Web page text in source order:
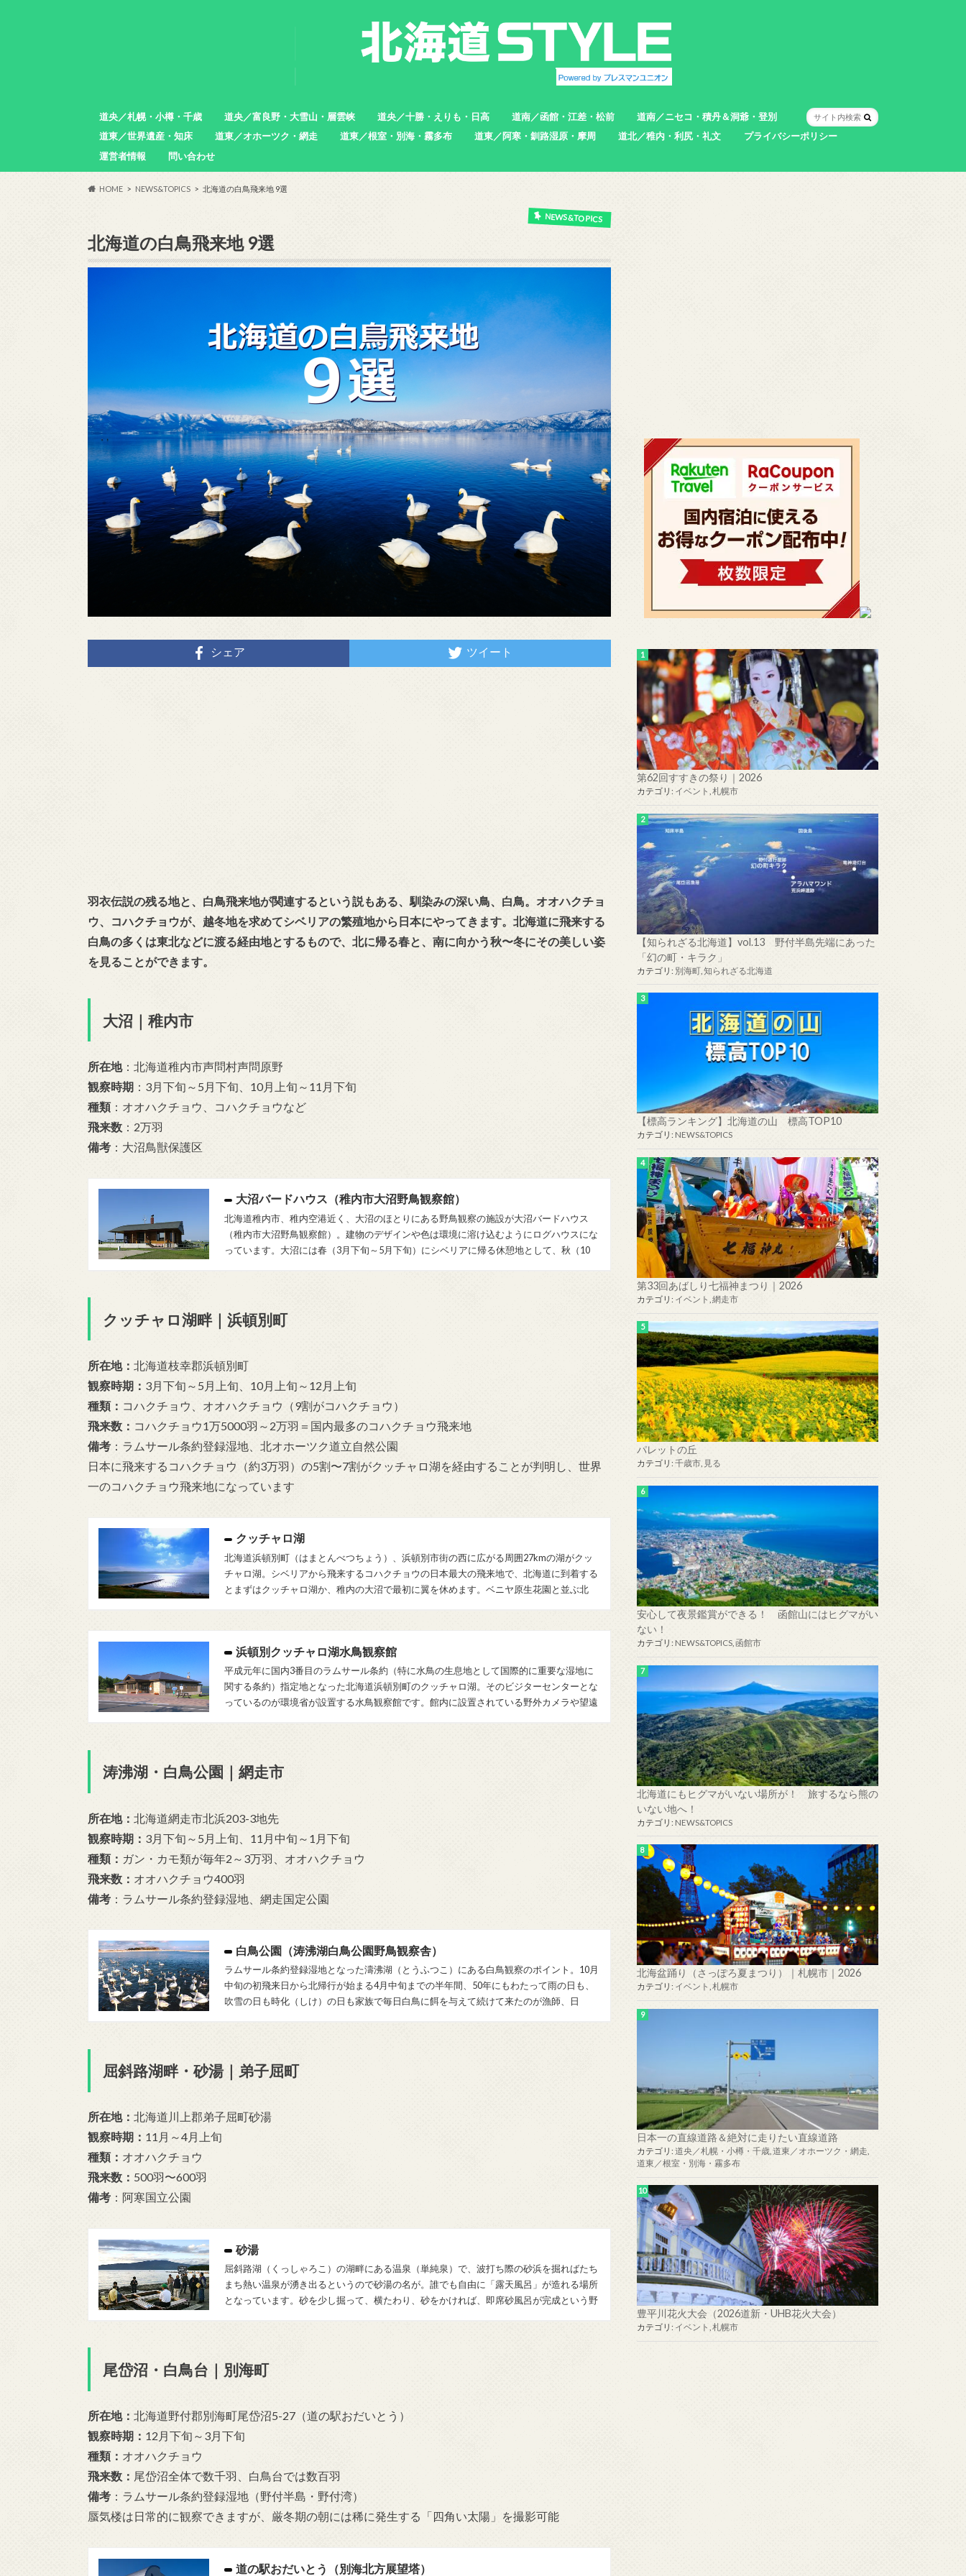
道央／札幌・小樽・千歳
札幌市
小樽市
石狩市
北広島市
恵庭市
千歳市
苫小牧市
道央／富良野・大雪山・層雲峡
中富良野町
東川町
沼田町
幌加内町
増毛町
道央／十勝・えりも・日高
帯広市
えりも町
新ひだか町
足寄町
道南／函館・江差・松前
函館市
北斗市
七飯町
松前町
江差町
上ノ国町
道南／ニセコ・積丹＆洞爺・登別
室蘭市
登別市
洞爺湖町
真狩村
共和町
壮瞥町
積丹町
神恵内村
道東／世界遺産・知床
羅臼町
斜里町
道東／オホーツク・網走 道東／根室・別海・霧多布 道東／阿寒・釧路湿原・摩周 道北／稚内・利尻・礼文
プライバシーポリシー
運営者情報
問い合わせ
HOME NEWS&TOPICS 北海道の白鳥飛来地 9選
NEWS&TOPICS
北海道の白鳥飛来地 9選
シェア ツイート
羽衣伝説の残る地と、白鳥飛来地が関連するという説もある、馴染みの深い鳥、白鳥。オオハクチョ
ウ、コハクチョウが、越冬地を求めてシベリアの繁殖地から日本にやってきます。北海道に飛来する
白鳥の多くは東北などに渡る経由地とするもので、北に帰る春と、南に向かう秋〜冬にその美しい姿
を見ることができます。
大沼｜稚内市
所在地：北海道稚内市声問村声問原野
観察時期 ： 3月下旬～5月下旬、 10月上旬～11月下旬
種類：オオハクチョウ、コハクチョウなど
飛来数 ： 2万羽
備考 ：大沼鳥獣保護区
大沼バードハウス（稚内市大沼野鳥観察館）
北海道稚内市、稚内空港近く、大沼のほとりにある野鳥観察の施設が大沼バードハウス
（稚内市大沼野鳥観察館）。建物のデザインや色は環境に溶け込むようにログハウスにな
っています。大沼には春（3月下旬～5月下旬）にシベリアに帰る休憩地として、秋（10
クッチャロ湖畔｜浜頓別町
所在地： 北海道枝幸郡浜頓別町
観察時期 ： 3月下旬～5月上旬、10月上旬～12月上旬
種類： コハクチョウ、オオハクチョウ（9割がコハクチョウ）
飛来数 ： コハクチョウ1万5000羽～2万羽＝ 国内最多のコハクチョウ飛来地
備考 ： ラムサール条約登録湿地、北オホーツク道立自然公園
日本に飛来するコハクチョウ（約3万羽）の5割〜7割がクッチャロ湖を経由することが判明し、世界
一のコハクチョウ飛来地になっています
クッチャロ湖
北海道浜頓別町（はまとんべつちょう）、浜頓別市街の西に広がる周囲27kmの湖がクッ
チャロ湖。シベリアから飛来するコハクチョウの日本最大の飛来地で、北海道に到着する
とまずはクッチャロ湖か、稚内の大沼で最初に翼を休めます。ベニヤ原生花園と並ぶ北
浜頓別クッチャロ湖水鳥観察館
平成元年に国内3番目のラムサール条約（特に水鳥の生息地として国際的に重要な湿地に
関する条約）指定地となった北海道浜頓別町のクッチャロ湖。そのビジターセンターとな
っているのが環境省が設置する水鳥観察館です。館内に設置されている野外カメラや望遠
涛沸湖・白鳥公園｜網走市
所在地： 北海道網走市北浜203-3地先
観察時期 ： 3月下旬～5月上旬、11月中旬～1月下旬
種類 ： ガン・カモ類が毎年2～3万羽、オオハクチョウ
飛来数 ： オオハクチョウ400羽
備考 ：ラムサール条約登録湿地、網走国定公園
白鳥公園（涛沸湖白鳥公園野鳥観察舎）
ラムサール条約登録湿地となった濤沸湖（とうふつこ）にある白鳥観察のポイント。10月
中旬の初飛来日から北帰行が始まる4月中旬までの半年間、50年にもわたって雨の日も、
吹雪の日も時化（しけ）の日も家族で毎日白鳥に餌を与えて続けて来たのが漁師、日
屈斜路湖畔・砂湯｜弟子屈町
所在地： 北海道川上郡弟子屈町砂湯
観察時期 ： 11月～4月上旬
種類 ： オオハクチョウ
飛来数 ： 500羽〜600羽
備考 ：阿寒国立公園
砂湯
屈斜路湖（くっしゃろこ）の湖畔にある温泉（単純泉）で、波打ち際の砂浜を掘ればたち
まち熱い温泉が湧き出るというので砂湯の名が。誰でも自由に「露天風呂」が造れる場所
となっています。砂を少し掘って、横たわり、砂をかければ、即席砂風呂が完成という野
尾岱沼・白鳥台｜ 別海町
所在地： 北海道野付郡別海町尾岱沼5-27（道の駅おだいとう）
観察時期 ： 12月下旬～3月下旬
種類 ： オオハクチョウ
飛来数 ： 尾岱沼全体で数千羽、白鳥台では数百羽
備考 ： ラムサール条約登録湿地（野付半島・野付湾）
蜃気楼は日常的に観察できますが、厳冬期の朝には稀に発生する「四角い太陽」を撮影可能
道の駅おだいとう（別海北方展望塔）
第62回すすきの祭り｜2026
カテゴリ: イベント 札幌市
【知られざる北海道】vol.13 野付半島先端にあった
「幻の町・キラク」
カテゴリ: 別海町 知られざる北海道
【標高ランキング】北海道の山 標高TOP10
カテゴリ: NEWS&TOPICS
第33回あばしり七福神まつり｜2026
カテゴリ: イベント 網走市
パレットの丘
カテゴリ: 千歳市 見る
安心して夜景鑑賞ができる！ 函館山にはヒグマがい
ない！
カテゴリ: NEWS&TOPICS 函館市
北海道にもヒグマがいない場所が！ 旅するなら熊の
いない地へ！
カテゴリ: NEWS&TOPICS
北海盆踊り（さっぽろ夏まつり）｜札幌市｜2026
カテゴリ: イベント 札幌市
日本一の直線道路＆絶対に走りたい直線道路
カテゴリ: 道央／札幌・小樽・千歳 道東／オホーツク・網走
道東／根室・別海・霧多布
豊平川花火大会（2026道新・UHB花火大会）
カテゴリ: イベント 札幌市